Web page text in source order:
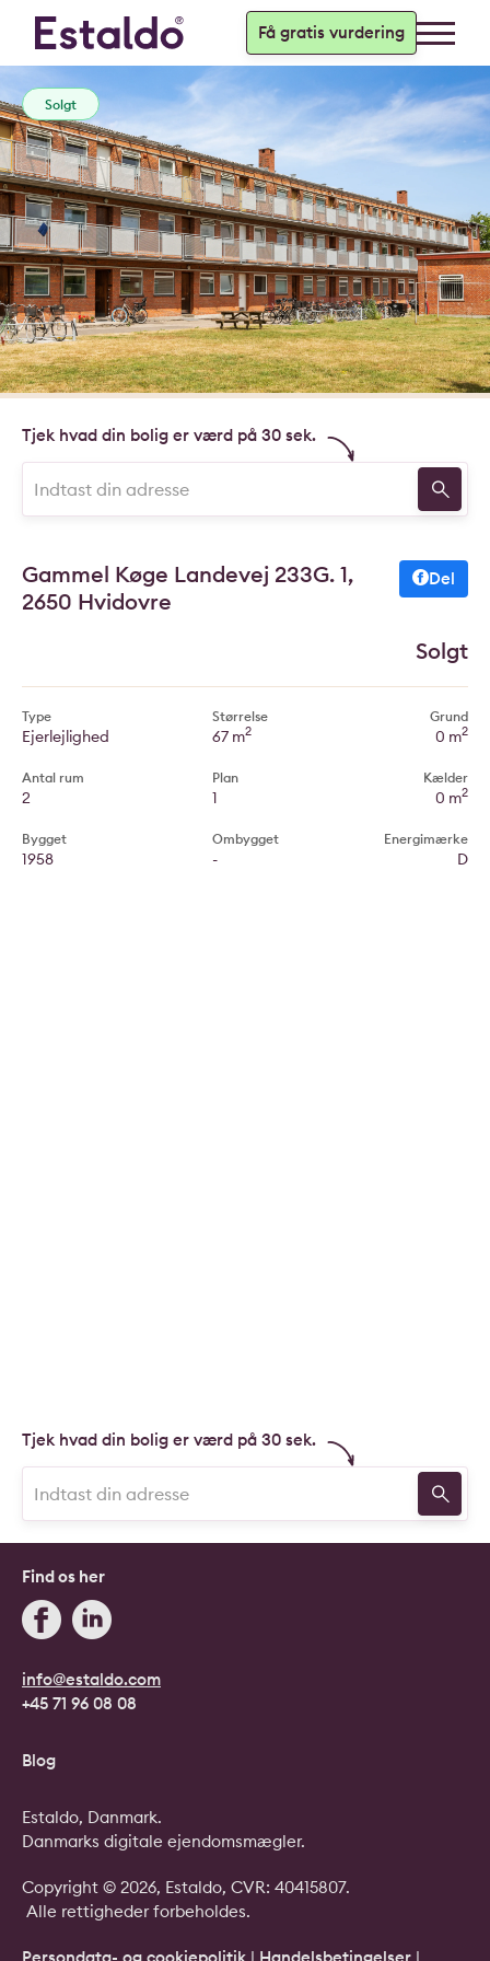
Få gratis vurdering
Solgt
Tjek hvad din bolig er værd på 30 sek.
Gammel Køge Landevej 233G. 1,
2650 Hvidovre
Del
Solgt
Type
Ejerlejlighed
Antal rum
2
Bygget
1958
Størrelse
67 m2
Plan
1
Ombygget
-
Grund
0 m2
Kælder
0 m2
Energimærke
D
Tjek hvad din bolig er værd på 30 sek.
info@estaldo.com
+45 71 96 08 08
Find os her
Blog
Copyright © 2026, Estaldo, CVR: 40415807.
Alle rettigheder forbeholdes.
Persondata- og cookiepolitik | Handelsbetingelser |
Estaldo, Danmark.
Danmarks digitale ejendomsmægler.